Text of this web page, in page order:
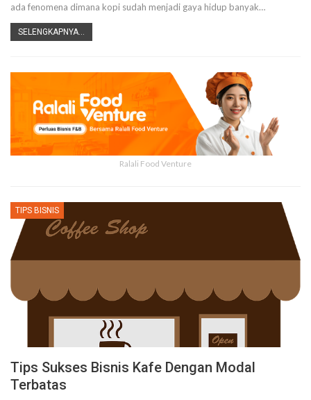
ada fenomena dimana kopi sudah menjadi gaya hidup banyak…
SELENGKAPNYA...
Ralali Food Venture
TIPS BISNIS
Tips Sukses Bisnis Kafe Dengan Modal
Terbatas